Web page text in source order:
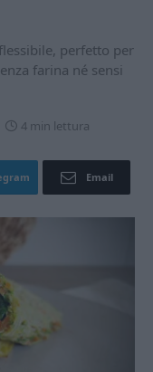
perfetto per
farina né sensi
4 min lettura
Email